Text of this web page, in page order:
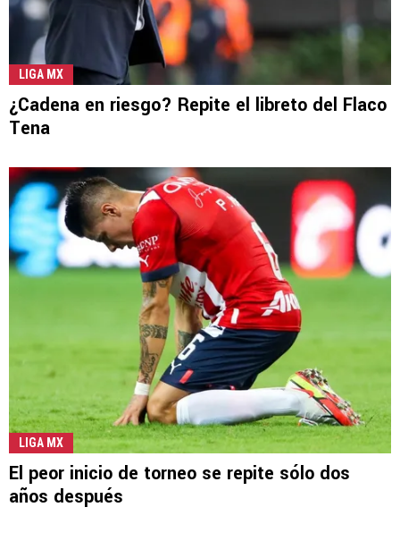
LIGA MX
¿Cadena en riesgo? Repite el libreto del Flaco
Tena
LIGA MX
El peor inicio de torneo se repite sólo dos
años después